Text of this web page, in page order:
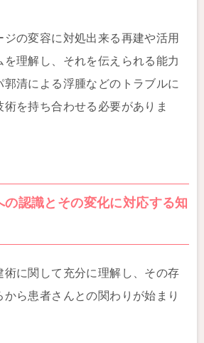
ジの変容に対処出来る再建や活用
を理解し、それを伝えられる能力
郭清による浮腫などのトラブルに
を持ち合わせる必要がありま
認識とその変化に対応する知
術に関して充分に理解し、その存
ら患者さんとの関わりが始まり